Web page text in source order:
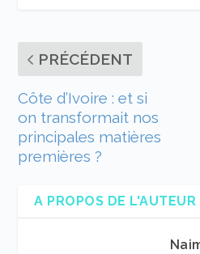
PRÉCÉDENT
Côte d’Ivoire : et si
on transformait nos
principales matières
premières ?
A PROPOS DE L'AUTEUR